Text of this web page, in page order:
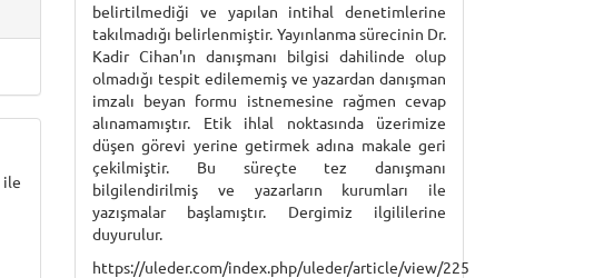
ile
belirtilmediği ve yapılan intihal denetimlerine
takılmadığı belirlenmiştir. Yayınlanma sürecinin Dr.
Kadir Cihan'ın danışmanı bilgisi dahilinde olup
olmadığı tespit edilememiş ve yazardan danışman
imzalı beyan formu istnemesine rağmen cevap
alınamamıştır. Etik ihlal noktasında üzerimize
düşen görevi yerine getirmek adına makale geri
çekilmiştir. Bu süreçte tez danışmanı
bilgilendirilmiş ve yazarların kurumları ile
yazışmalar başlamıştır. Dergimiz ilgililerine
duyurulur.
https://uleder.com/index.php/uleder/article/view/225